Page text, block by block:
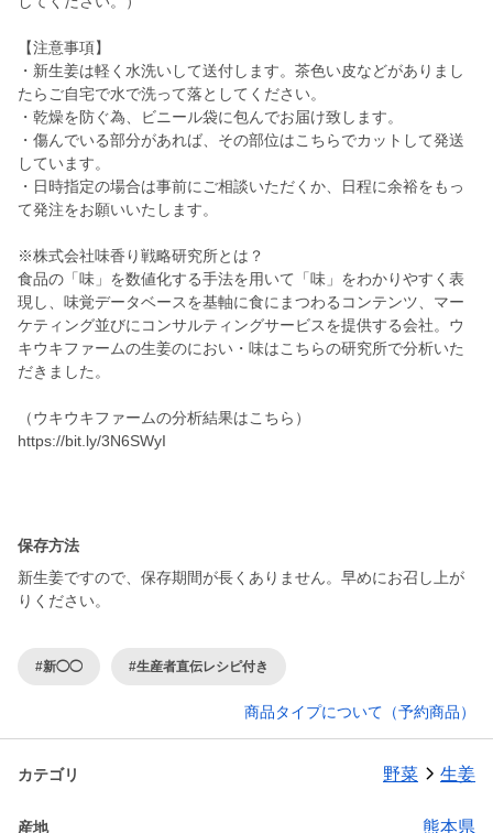
【注意事項】
・新生姜は軽く水洗いして送付します。茶色い皮などがありまし
たらご自宅で水で洗って落としてください。
・乾燥を防ぐ為、ビニール袋に包んでお届け致します。
・傷んでいる部分があれば、その部位はこちらでカットして発送
しています。
・日時指定の場合は事前にご相談いただくか、日程に余裕をもっ
て発注をお願いいたします。
※株式会社味香り戦略研究所とは？
食品の「味」を数値化する手法を用いて「味」をわかりやすく表
現し、味覚データベースを基軸に食にまつわるコンテンツ、マー
ケティング並びにコンサルティングサービスを提供する会社。ウ
キウキファームの生姜のにおい・味はこちらの研究所で分析いた
だきました。
（ウキウキファームの分析結果はこちら）
https://bit.ly/3N6SWyI
保存方法
新生姜ですので、保存期間が長くありません。早めにお召し上が
りください。
#新◯◯ #生産者直伝レシピ付き
商品タイプについて（予約商品）
カテゴリ 野菜 生姜
産地 熊本県